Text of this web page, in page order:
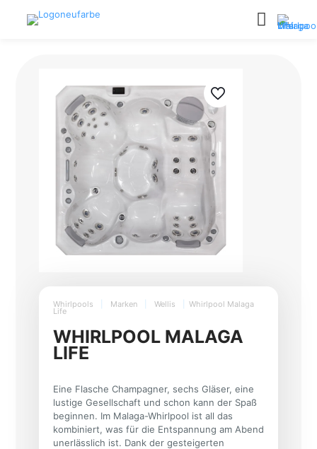
Whirlpools Marken Wellis Whirlpool Malaga
Life
WHIRLPOOL MALAGA
LIFE
Eine Flasche Champagner, sechs Gläser, eine
lustige Gesellschaft und schon kann der Spaß
beginnen. Im Malaga-Whirlpool ist all das
kombiniert, was für die Entspannung am Abend
unerlässlich ist. Dank der gesteigerten